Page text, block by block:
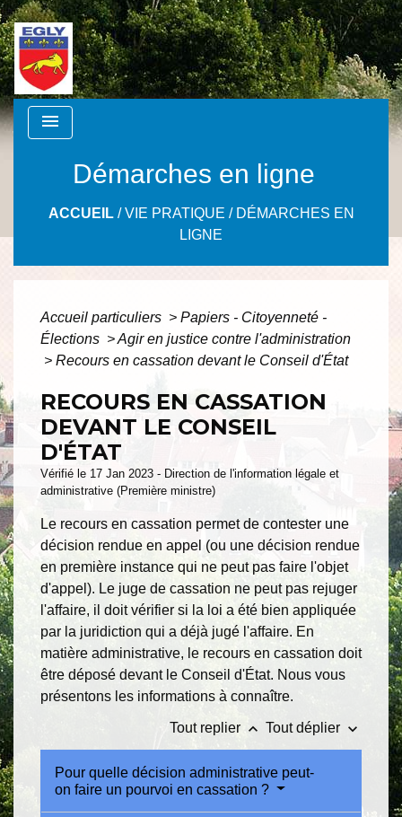
menu
Démarches en ligne
ACCUEIL/VIE PRATIQUE / DÉMARCHES EN
LIGNE
Accueil particuliers > Papiers - Citoyenneté -
Élections >Agir en justice contre l'administration
> Recours en cassation devant le Conseil d'État
RECOURS EN CASSATION
DEVANT LE CONSEIL
D'ÉTAT
Vérifié le 17 Jan 2023 - Direction de l'information légale et
administrative (Première ministre)
Le recours en cassation permet de contester une
décision rendue en appel (ou une décision rendue
en première instance qui ne peut pas faire l'objet
d'appel). Le juge de cassation ne peut pas rejuger
l'affaire, il doit vérifier si la loi a été bien appliquée
par la juridiction qui a déjà jugé l'affaire. En
matière administrative, le recours en cassation doit
être déposé devant le Conseil d'État. Nous vous
présentons les informations à connaître.
Tout replier keyboard_arrow_up Tout déplier keyboard_arrow_down
Pour quelle décision administrative peut-
on faire un pourvoi en cassation ?